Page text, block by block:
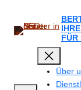
springen
FÜR
Über